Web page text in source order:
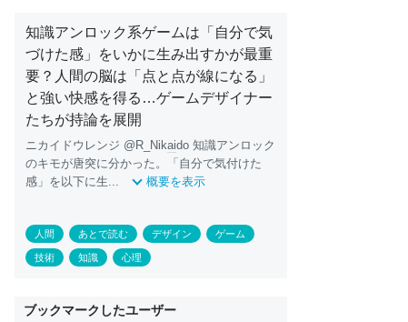
知識アンロック系ゲームは「自分で気
づけた感」をいかに生み出すかが最重
要？人間の脳は「点と点が線になる」
と強い快感を得る…ゲームデザイナー
たちが持論を展開
ニカイドウレンジ @R_Nikaido 知識アンロック
のキモが唐突に分かった。「自分で気付けた
感」を以下に生...
概要を表示
人間 あとで読む デザイン ゲーム
技術 知識 心理
ブックマークしたユーザー